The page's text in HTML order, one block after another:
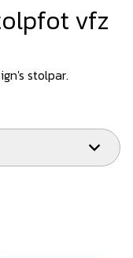
vfz
stolpar.